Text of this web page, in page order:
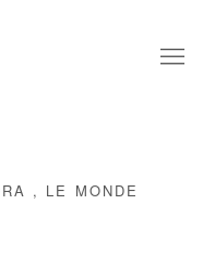
, LE MONDE